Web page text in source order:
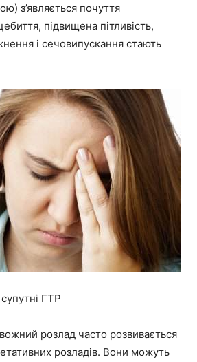
з’являється почуття
підвищена пітливість,
і сечовипускання стають
ГТР
розлад часто розвивається
розладів. Вони можуть